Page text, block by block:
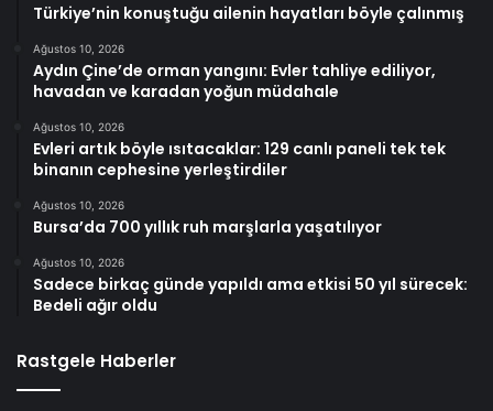
Türkiye’nin konuştuğu ailenin hayatları böyle çalınmış
Ağustos 10, 2026
Aydın Çine’de orman yangını: Evler tahliye ediliyor,
havadan ve karadan yoğun müdahale
Ağustos 10, 2026
Evleri artık böyle ısıtacaklar: 129 canlı paneli tek tek
binanın cephesine yerleştirdiler
Ağustos 10, 2026
Bursa’da 700 yıllık ruh marşlarla yaşatılıyor
Ağustos 10, 2026
Sadece birkaç günde yapıldı ama etkisi 50 yıl sürecek:
Bedeli ağır oldu
Rastgele Haberler